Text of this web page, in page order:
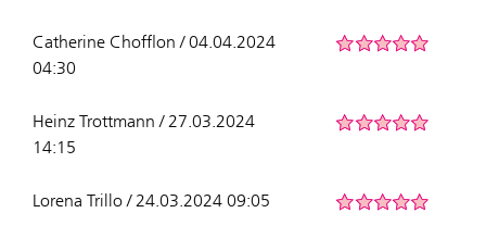
Catherine Chofflon / 04.04.2024
04:30
Heinz Trottmann / 27.03.2024
14:15
Lorena Trillo / 24.03.2024 09:05